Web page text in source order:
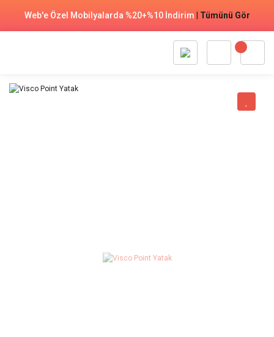
Web'e Özel Mobilyalarda %20+%10 İndirim Tümünü Gör